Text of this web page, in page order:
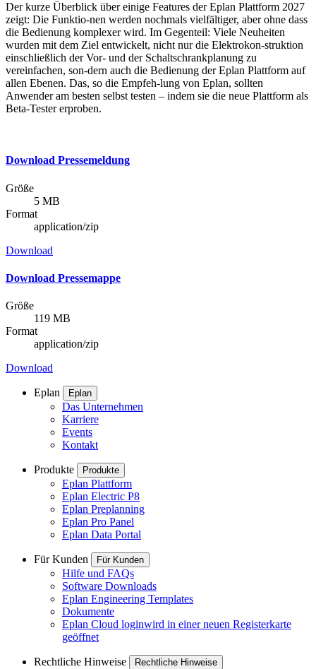
Der kurze Überblick über einige Features der Eplan Plattform 2027
zeigt: Die Funktio-nen werden nochmals vielfältiger, aber ohne dass
die Bedienung komplexer wird. Im Gegenteil: Viele Neuheiten
wurden mit dem Ziel entwickelt, nicht nur die Elektrokon-struktion
einschließlich der Vor- und der Schaltschrankplanung zu
vereinfachen, son-dern auch die Bedienung der Eplan Plattform auf
allen Ebenen. Das, so die Empfeh-lung von Eplan, sollten
Anwender am besten selbst testen – indem sie die neue Plattform als
Beta-Tester erproben.
Download Pressemeldung
Größe
5 MB
Format
application/zip
Download
Download Pressemappe
Größe
119 MB
Format
application/zip
Download
Eplan Eplan
Das Unternehmen
Karriere
Events
Kontakt
Produkte Produkte
Eplan Plattform
Eplan Electric P8
Eplan Preplanning
Eplan Pro Panel
Eplan Data Portal
Für Kunden Für Kunden
Hilfe und FAQs
Software Downloads
Eplan Engineering Templates
Dokumente
Eplan Cloud loginwird in einer neuen Registerkarte
geöffnet
Rechtliche Hinweise Rechtliche Hinweise